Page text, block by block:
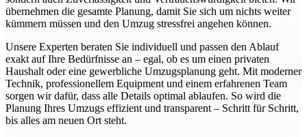
übernehmen die gesamte Planung, damit Sie sich um nichts weiter
kümmern müssen und den Umzug stressfrei angehen können.
Unsere Experten beraten Sie individuell und passen den Ablauf
exakt auf Ihre Bedürfnisse an – egal, ob es um einen privaten
Haushalt oder eine gewerbliche Umzugsplanung geht. Mit moderner
Technik, professionellem Equipment und einem erfahrenen Team
sorgen wir dafür, dass alle Details optimal ablaufen. So wird die
Planung Ihres Umzugs effizient und transparent – Schritt für Schritt,
bis alles am neuen Ort steht.